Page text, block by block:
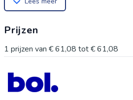
blad en regenboogdesign geven een
perfect om te mixen en matchen met
Geschikt voor elke gelegenheid, of
Moederdag, Vaderdag of
machinewasbaar en eenvoudig te
Prijzen
1 prijzen van € 61,08 tot€ 61,08